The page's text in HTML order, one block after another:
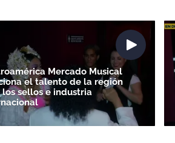
Mercado Musical
el talento de la región
los sellos e industria